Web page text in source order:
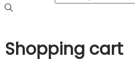
Shopping cart